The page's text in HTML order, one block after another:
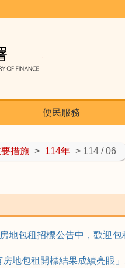
便民服務
措施 > 114年 > 114 / 06
地包租招標公告中，歡迎
地包租開標結果成績亮眼